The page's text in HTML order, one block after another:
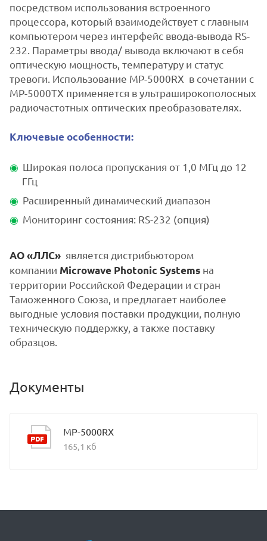
посредством использования встроенного
процессора, который взаимодействует с главным
компьютером через интерфейс ввода-вывода RS-
232. Параметры ввода/ вывода включают в себя
оптическую мощность, температуру и статус
тревоги. Использование MP-5000RX в сочетании с
MP-5000TX применяется в ультраширокополосных
радиочастотных оптических преобразователях.
Ключевые особенности:
Широкая полоса пропускания от 1,0 МГц до 12
ГГц
Расширенный динамический диапазон
Мониторинг состояния: RS-232 (опция)
АО «ЛЛС» является дистрибьютором
компании Microwave Photonic Systems на
территории Российской Федерации и стран
Таможенного Союза, и предлагает наиболее
выгодные условия поставки продукции, полную
техническую поддержку, а также поставку
образцов.
Документы
MP-5000RX
165,1 кб